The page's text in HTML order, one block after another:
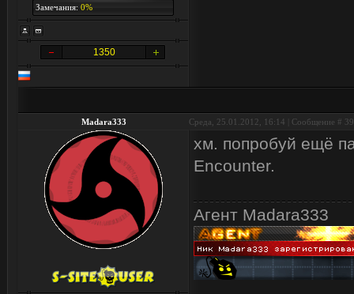
Замечания: 0%
1350
Madara333 Среда, 25.01.2012, 16:14 | Сообщение # 39
хм. попробуй ещё
Encounter.
Агент Madara333